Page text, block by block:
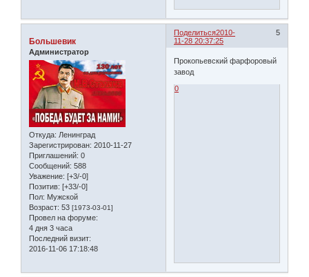
Поделиться 5
2010-
11-28 20:37:25
Большевик
Администратор
Откуда: Ленинград
Зарегистрирован: 2010-11-27
Приглашений: 0
Сообщений: 588
Уважение: [+3/-0]
Позитив: [+33/-0]
Пол: Мужской
Возраст: 53 [1973-03-01]
Провел на форуме:
4 дня 3 часа
Последний визит:
2016-11-06 17:18:48
Прокопьевский фарфоровый
завод
0